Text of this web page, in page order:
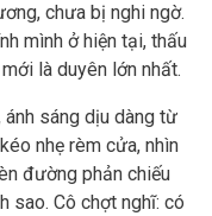
chưa bị nghi ngờ.
mình ở hiện tại, thấu
là duyên lớn nhất.
ánh sáng dịu dàng từ
nhẹ rèm cửa, nhìn
đường phản chiếu
sao. Cô chợt nghĩ: có